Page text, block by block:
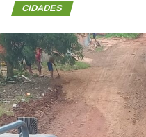
CIDADES